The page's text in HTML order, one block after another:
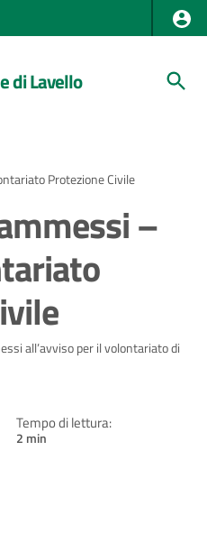
di Lavello
Protezione Civile
–
all’avviso per il volontariato di
Tempo di lettura:
2 min